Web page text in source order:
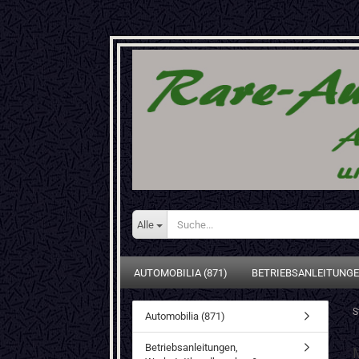
Alle
AUTOMOBILIA (871)
Automobilia (871)
Betriebsanleitungen,